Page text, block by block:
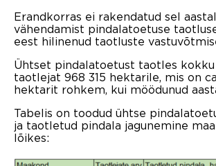
Erandkorras ei rakendatud sel
vähendamist pindalatoetuse
eest hilinenud taotluste
Ühtset pindalatoetust taotles kokku
taotlejat 968 315 hektarile, mis on
hektarit rohkem, kui möödunud
Tabelis on toodud ühtse
ja taotletud pindala jagunemine
lõikes: